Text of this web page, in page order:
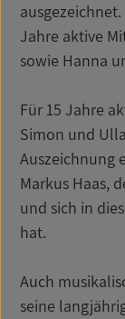
Jahre aktive
sowie Hanna
Für 15 Jahre
Simon und
Auszeichnung
Markus Haas,
und sich in
hat.
Auch
seine